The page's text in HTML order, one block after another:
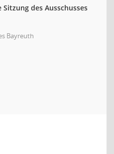
des Ausschusses
Bayreuth